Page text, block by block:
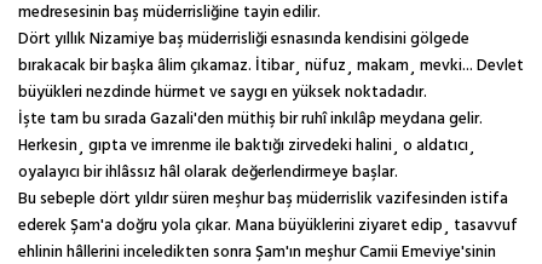
medresesinin baş müderrisliğine tayin edilir.
Dört yıllık Nizamiye baş müderrisliği esnasında kendisini gölgede
bırakacak bir başka âlim çıkamaz. İtibar¸ nüfuz¸ makam¸ mevki... Devlet
büyükleri nezdinde hürmet ve saygı en yüksek noktadadır.
İşte tam bu sırada Gazali'den müthiş bir ruhî inkılâp meydana gelir.
Herkesin¸ gıpta ve imrenme ile baktığı zirvedeki halini¸ o aldatıcı¸
oyalayıcı bir ihlâssız hâl olarak değerlendirmeye başlar.
Bu sebeple dört yıldır süren meşhur baş müderrislik vazifesinden istifa
ederek Şam'a doğru yola çıkar. Mana büyüklerini ziyaret edip¸ tasavvuf
ehlinin hâllerini inceledikten sonra Şam'ın meşhur Camii Emeviye'sinin